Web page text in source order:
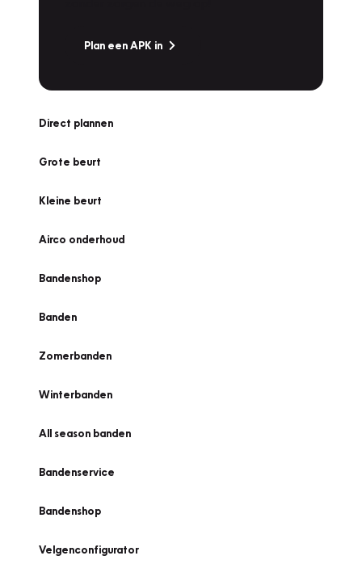
Plan een APK in
Direct plannen
Grote beurt
Kleine beurt
Airco onderhoud
Bandenshop
Banden
Zomerbanden
Winterbanden
All season banden
Bandenservice
Bandenshop
Velgenconfigurator